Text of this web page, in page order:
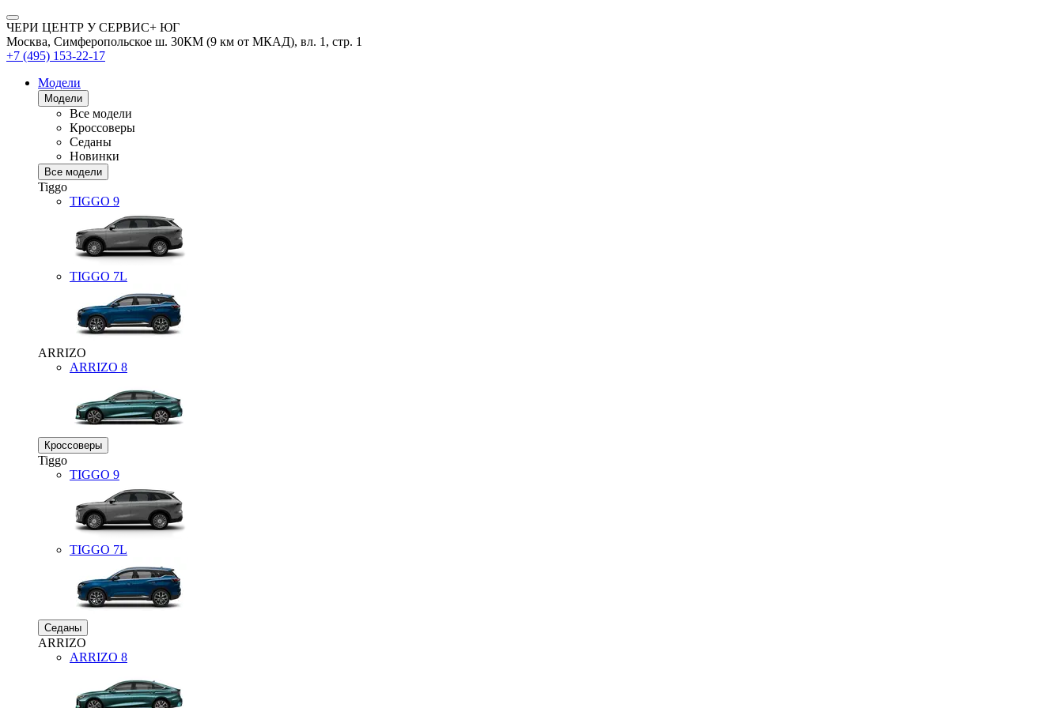
ЧЕРИ ЦЕНТР У СЕРВИС+ ЮГ
Москва, Симферопольское ш. 30КМ (9 км от МКАД), вл. 1, стр. 1
+7 (495) 153-22-17
Модели
Модели
Все модели
Кроссоверы
Седаны
Новинки
Все модели
Tiggo
TIGGO 9
TIGGO 7L
ARRIZO
ARRIZO 8
Кроссоверы
Tiggo
TIGGO 9
TIGGO 7L
Седаны
ARRIZO
ARRIZO 8